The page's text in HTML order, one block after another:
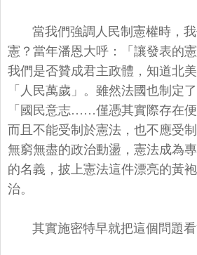
當我們強調人民制憲權時，
憲？當年潘恩大呼：「 讓發表的
我們是否贊成君主政體，知道北美
「人民萬歲」。 雖然法國也制定了
「 國民意志……僅憑其實際存在
而且不能受制於憲法， 也不應受
無窮無盡的政治動盪，憲法成為專
的名義， 披上憲法這件漂亮的黃
治。
其實施密特早就把這個問題看